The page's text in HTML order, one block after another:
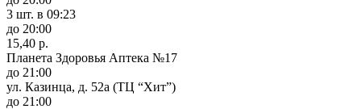
3 шт. в 09:23
до 20:00
15,40 р.
Планета Здоровья Аптека №17
до 21:00
ул. Казинца, д. 52а (ТЦ “Хит”)
до 21:00